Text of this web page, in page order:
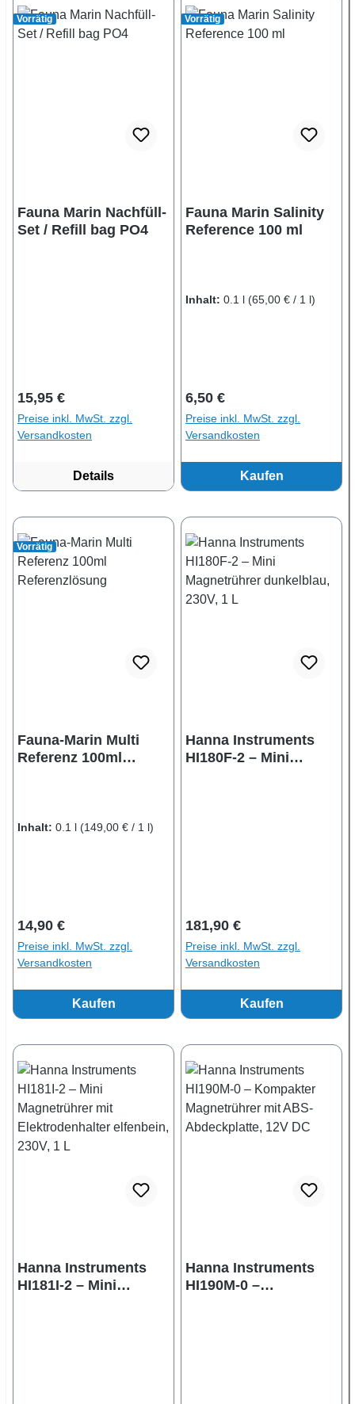
Vorrätig
Fauna Marin Nachfüll-
Set / Refill bag PO4
Regulärer Preis:
15,95 €
Preise inkl. MwSt. zzgl.
Versandkosten
Details
Vorrätig
Fauna Marin Salinity
Reference 100 ml
Inhalt: 0.1 l (65,00 € / 1 l)
Regulärer Preis:
6,50 €
Preise inkl. MwSt. zzgl.
Versandkosten
Kaufen
Vorrätig
Fauna-Marin Multi
Referenz 100ml
Inhalt: 0.1 l (149,00 € / 1 l)
Regulärer Preis:
14,90 €
Preise inkl. MwSt. zzgl.
Versandkosten
Kaufen
Hanna Instruments
HI180F-2 – Mini
Regulärer Preis:
181,90 €
Preise inkl. MwSt. zzgl.
Versandkosten
Kaufen
Hanna Instruments
HI181I-2 – Mini
Hanna Instruments
HI190M-0 –